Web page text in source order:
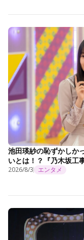
池田瑛紗の恥ずかしか
いとは！？『乃木坂工
2026/8/3 エンタメ